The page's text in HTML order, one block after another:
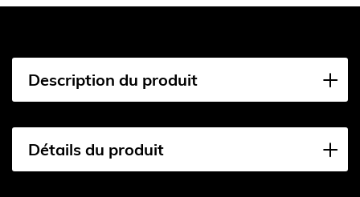
Description du produit
Détails du produit